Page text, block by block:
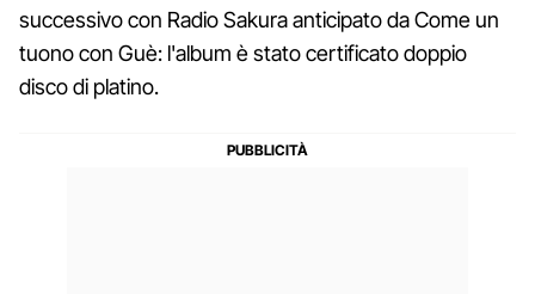
successivo con Radio Sakura anticipato da Come un
tuono con Guè: l'album è stato certificato doppio
disco di platino.